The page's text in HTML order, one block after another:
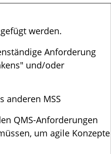
werden.
Anforderung
und/oder
anderen MSS
QMS-Anforderungen
um agile Konzepte